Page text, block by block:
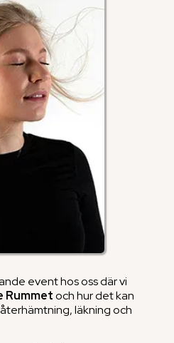
event hos oss där vi
Rummetoch hur det kan
läkning och